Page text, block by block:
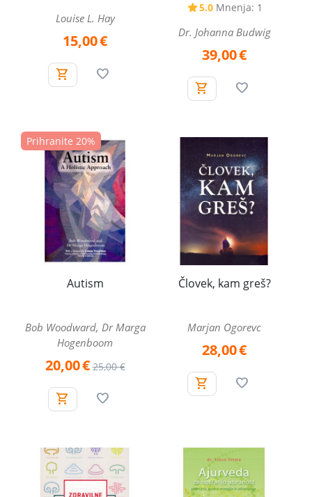
Louise L. Hay
15,00€
5.0 Mnenja: 1
Dr. Johanna Budwig
39,00€
Prihranite 20%
Autism
Bob Woodward, Dr Marga
Hogenboom
20,00€ 25,00 €
Človek, kam greš?
Marjan Ogorevc
28,00€